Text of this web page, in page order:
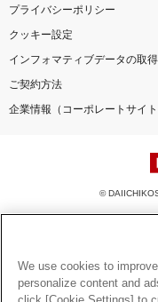
プライバシーポリシー
クッキー設定
インフォマティブデータの取
ご契約方法
企業情報（コーポレートサイト
©
このサイトに掲載されている一
を問わず、著作権法の定める範
とを禁じます。
楽曲及びコンテンツは、機種に
We use cookies to
personalize content and